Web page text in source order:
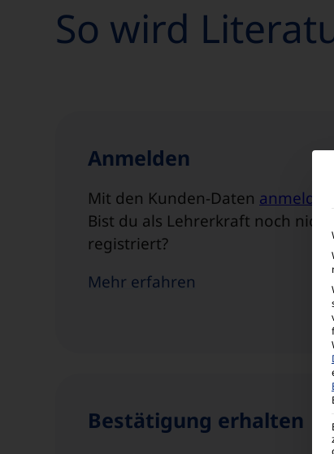
So wird
Anmelden
Mit den Kunden-Daten anmelden
Bist du als Lehrerkraft noch nicht
registriert?
Mehr erfahren
Bestätigung erhalten